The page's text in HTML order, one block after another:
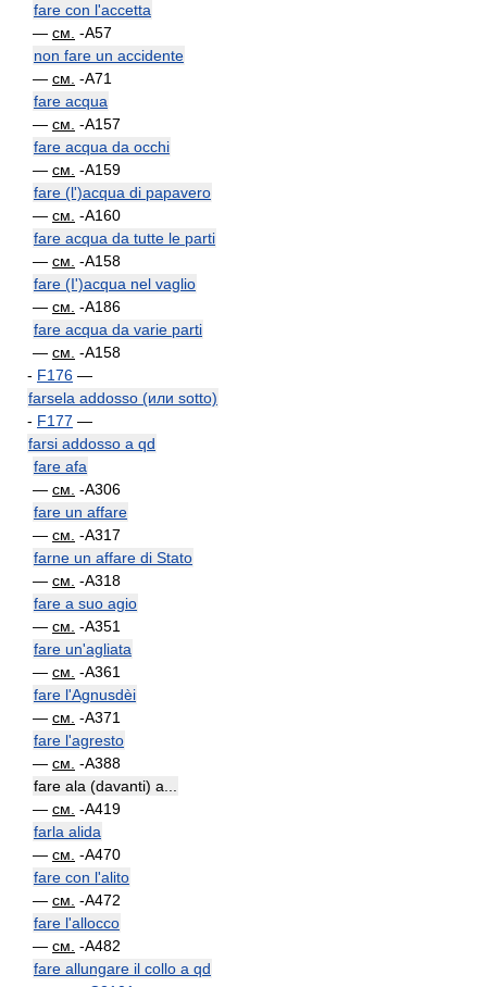
fare con l'accetta
— см. -A57
non fare un accidente
— см. -A71
fare acqua
— см. -A157
fare acqua da occhi
— см. -A159
fare (l')acqua di papavero
— см. -A160
fare acqua da tutte le parti
— см. -A158
fare (I')acqua nel vaglio
— см. -A186
fare acqua da varie parti
— см. -A158
- F176 —
farsela addosso (или sotto)
- F177 —
farsi addosso a qd
fare afa
— см. -A306
fare un affare
— см. -A317
farne un affare di Stato
— см. -A318
fare a suo agio
— см. -A351
fare un'agliata
— см. -A361
fare l'Agnusdèi
— см. -A371
fare l'agresto
— см. -A388
fare ala (davanti) a...
— см. -A419
farla alida
— см. -A470
fare con l'alito
— см. -A472
fare l'allocco
— см. -A482
fare allungare il collo a qd